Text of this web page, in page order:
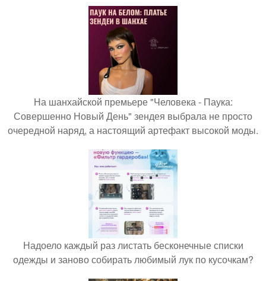
На шанхайской премьере "Человека - Паука:
Совершенно Новый День" зендея выбрала не просто
очередной наряд, а настоящий артефакт высокой моды.
Надоело каждый раз листать бесконечные списки
одежды и заново собирать любимый лук по кусочкам?